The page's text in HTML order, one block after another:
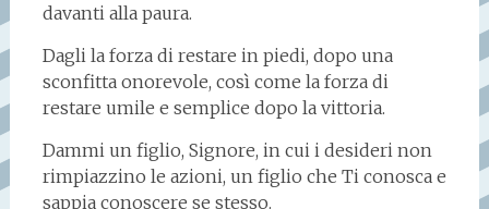
davanti alla paura.
Dagli la forza di restare in piedi, dopo una
sconfitta onorevole, così come la forza di
restare umile e semplice dopo la vittoria.
Dammi un figlio, Signore, in cui i desideri non
rimpiazzino le azioni, un figlio che Ti conosca e
sappia conoscere se stesso.